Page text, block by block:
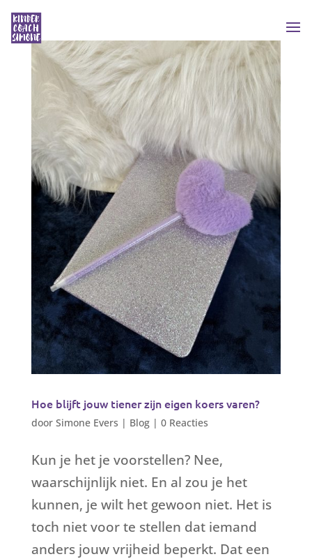
Hoe blijft jouw tiener zijn eigen koers varen?
door Simone Evers | Blog| 0 Reacties
Kun je het je voorstellen? Nee,
waarschijnlijk niet. En al zou je het
kunnen, je wilt het gewoon niet. Het is
toch niet voor te stellen dat iemand
anders jouw vrijheid beperkt. Dat een